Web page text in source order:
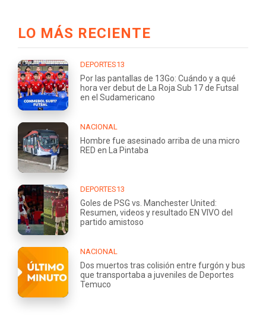
LO MÁS RECIENTE
DEPORTES13
Por las pantallas de 13Go: Cuándo y a qué
hora ver debut de La Roja Sub 17 de Futsal
en el Sudamericano
NACIONAL
Hombre fue asesinado arriba de una micro
RED en La Pintaba
DEPORTES13
Goles de PSG vs. Manchester United:
Resumen, videos y resultado EN VIVO del
partido amistoso
NACIONAL
Dos muertos tras colisión entre furgón y bus
que transportaba a juveniles de Deportes
Temuco